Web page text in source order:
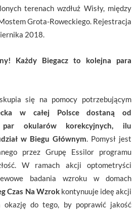
terenach wzdłuż Wisły, między
Grota-Roweckiego. Rejestracja
2018.
Każdy Biegacz to kolejna para
się na pomocy potrzebującym
w całej Polsce dostaną od
okularów korekcyjnych, ilu
w Biegu Głównym . Pomysł jest
przez Grupę Essilor programu
W ramach akcji optometryści
badania wzroku w domach
Czas Na Wzrokkontynuuje ideę akcji
okazję do tego, by poprawić jakość